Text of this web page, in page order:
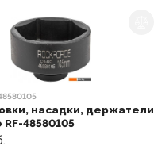
насадки, держатели
RF-48580105